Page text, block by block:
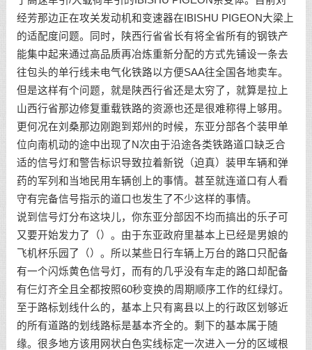
经芳那边正在攻关发动机和变速器在IBISHU PIGEON大梁上
的适配度问题。同时，陕西行省省长有将全省所有的钢铁产
能集中起来通过高品质再冶炼重新分配的方式先铺设一条去
往包头的单行线未电气化铁路以方便SAA往全国各地卖车。
但是这样有个问题，就是陕西行省还是太穷了，就算是拉上
山西行省那边修复重载铁路的资源也还是很难称得上够用。
更何况在刘桑那边刚跑到郑州的时候，东亚分部各个装甲单
位向南机动的途中出现了N次由于沿途各类铁路道口缺乏合
适的信号灯和警告标识导致拉着新锐（迫真）装甲车辆和弹
药的军列和当地民用车辆创上的事情。甚至就连道口有人看
守有完备信号指示的道口也发生了不少这样的事情。
说到信号灯分布这块儿，你东亚分部因不均而搞出的乐子可
又要开始发力了（）。由于东亚政府里基本上已经是男娘的
飞机杯乐园了（）。所以某些日行车辆上万台的路口只配备
有一个闪烁黄色信号灯，而有的几乎没有车走的路口却配备
有仨灯齐全且全都按照60秒变换的周期顺序工作的红绿灯。
至于路标划线什么的，基本上只有离县以上的行政区划够近
的所有道路的划线路标是基本齐全的。剩下的基本属于随
缘。很多地方该用网状白色实线标定一次进入一分的区域根